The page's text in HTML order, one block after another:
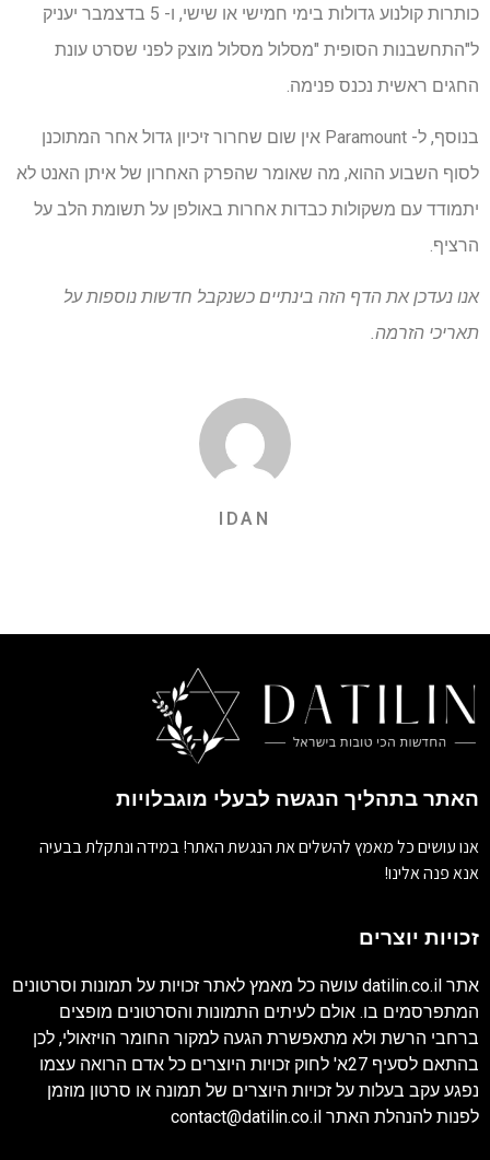
כותרות קולנוע גדולות בימי חמישי או שישי, ו- 5 בדצמבר יעניק
ל"התחשבנות הסופית "מסלול מסלול מוצק לפני שסרט עונת
החגים ראשית נכנס פנימה.
בנוסף, ל- Paramount אין שום שחרור זיכיון גדול אחר המתוכנן
לסוף השבוע ההוא, מה שאומר שהפרק האחרון של איתן האנט לא
יתמודד עם משקולות כבדות אחרות באולפן על תשומת הלב על
הרציף.
אנו נעדכן את הדף הזה בינתיים כשנקבל חדשות נוספות על
תאריכי הזרמה.
IDAN
האתר בתהליך הנגשה לבעלי מוגבלויות
אנו עושים כל מאמץ להשלים את הנגשת האתר! במידה ונתקלת בבעיה
אנא פנה אלינו!
זכויות יוצרים
אתר datilin.co.il עושה כל מאמץ לאתר זכויות על תמונות וסרטונים
המתפרסמים בו. אולם לעיתים התמונות והסרטונים מופצים
ברחבי הרשת ולא מתאפשרת הגעה למקור החומר הויזאולי, לכן
בהתאם לסעיף 27א' לחוק זכויות היוצרים כל אדם הרואה עצמו
נפגע עקב בעלות על זכויות היוצרים של תמונה או סרטון מוזמן
לפנות להנהלת האתר contact@datilin.co.il